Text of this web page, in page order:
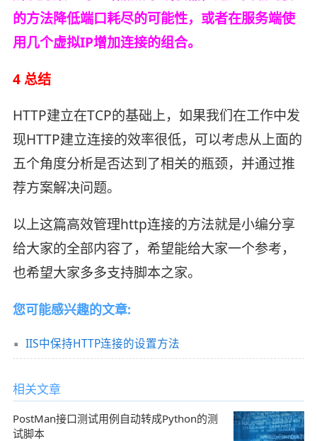
的方法降低端口耗尽的可能性，或者在服务端使
用几个虚拟IP增加连接的组合。
4 总结
HTTP建立在TCP的基础上，如果我们在工作中发
现HTTP建立连接的效率很低，可以考虑从上面的
五个角度分析是否达到了相关的瓶颈，并通过推
荐方案解决问题。
以上这篇高效管理http连接的方法就是小编分享
给大家的全部内容了，希望能给大家一个参考，
也希望大家多多支持脚本之家。
您可能感兴趣的文章:
IIS中保持HTTP连接的设置方法
相关文章
PostMan接口测试用例自动转成Python的测
试脚本